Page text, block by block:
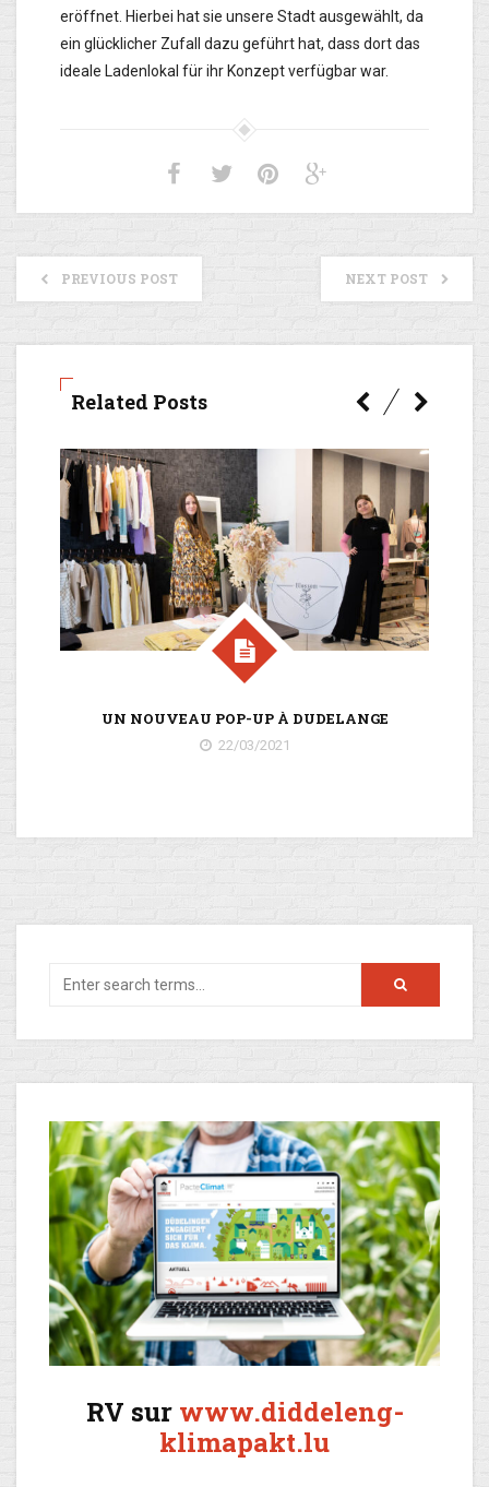
eröffnet. Hierbei hat sie unsere Stadt ausgewählt, da
ein glücklicher Zufall dazu geführt hat, dass dort das
ideale Ladenlokal für ihr Konzept verfügbar war.
PREVIOUS POST NEXT POST
Related Posts
UN NOUVEAU POP-UP À DUDELANGE
22/03/2021
RV sur www.diddeleng-
klimapakt.lu